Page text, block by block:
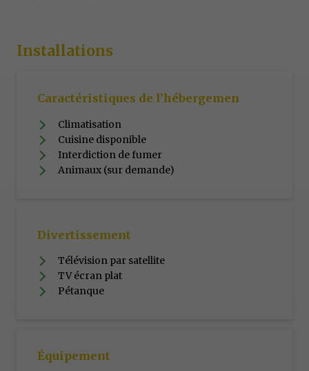
Installations
Caractéristiques de l’hébergemen
Climatisation
Cuisine disponible
Interdiction de fumer
Animaux (sur demande)
Divertissement
Télévision par satellite
TV écran plat
Pétanque
Équipement